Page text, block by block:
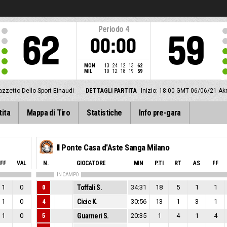
62
Periodo 4
00:00
MON 13 24 12 13
62
MIL
10 12 18 19 59 59
Dello Sport Einaudi DETTAGLI PARTITA Inizio: 18:00 GMT 06/06/21
Mappa di Tiro Statistiche Info pre-gara
FF VAL
1
0
1
0
1
0
Il Ponte Casa d'Aste Sanga Milano
N. GIOCATORE MIN P.TI RT AS FF
IN CAMPO
0 Toffali S. 34:31 18 5 1
1
4
Cicic K. 30:56 13 1 3
1
5
Guarneri S. 20:35 1 4 1
4